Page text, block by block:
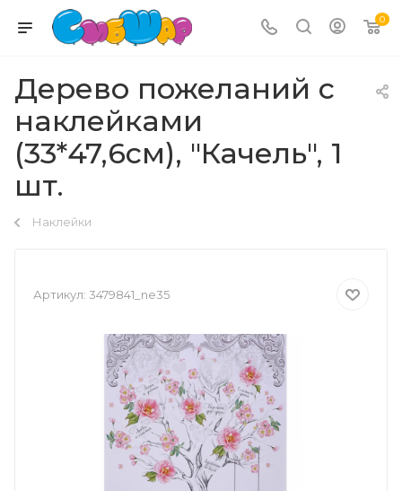
0
Дерево пожеланий с
наклейками
(33*47,6см), "Качель", 1
шт.
Наклейки
Артикул: 3479841_ne35